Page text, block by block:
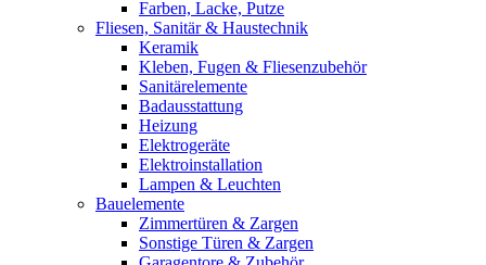
Farben, Lacke, Putze
Fliesen, Sanitär & Haustechnik
Keramik
Kleben, Fugen & Fliesenzubehör
Sanitärelemente
Badausstattung
Heizung
Elektrogeräte
Elektroinstallation
Lampen & Leuchten
Bauelemente
Zimmertüren & Zargen
Sonstige Türen & Zargen